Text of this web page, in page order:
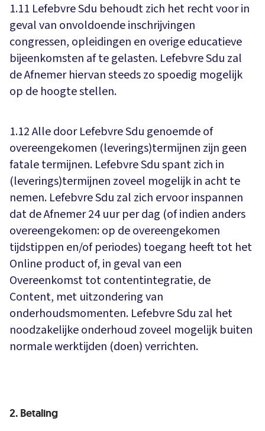
1.11 Lefebvre Sdu behoudt zich het recht voor in
geval van onvoldoende inschrijvingen
congressen, opleidingen en overige educatieve
bijeenkomsten af te gelasten. Lefebvre Sdu zal
de Afnemer hiervan steeds zo spoedig mogelijk
op de hoogte stellen.
1.12 Alle door Lefebvre Sdu genoemde of
overeengekomen (leverings)termijnen zijn geen
fatale termijnen. Lefebvre Sdu spant zich in
(leverings)termijnen zoveel mogelijk in acht te
nemen. Lefebvre Sdu zal zich ervoor inspannen
dat de Afnemer 24 uur per dag (of indien anders
overeengekomen: op de overeengekomen
tijdstippen en/of periodes) toegang heeft tot het
Online product of, in geval van een
Overeenkomst tot contentintegratie, de
Content, met uitzondering van
onderhoudsmomenten. Lefebvre Sdu zal het
noodzakelijke onderhoud zoveel mogelijk buiten
normale werktijden (doen) verrichten.
2. Betaling